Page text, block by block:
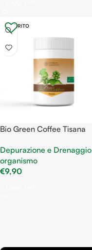
ESAURITO
Bio Green Coffee Tisana
Depurazione e Drenaggio
organismo
€9,90